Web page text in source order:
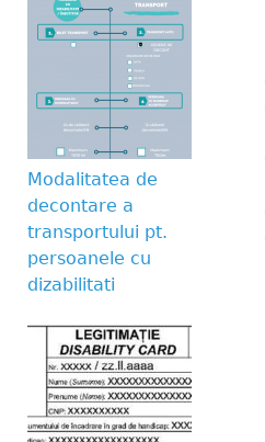
Modalitatea de
decontare a
transportului pt.
persoanele cu
dizabilitati